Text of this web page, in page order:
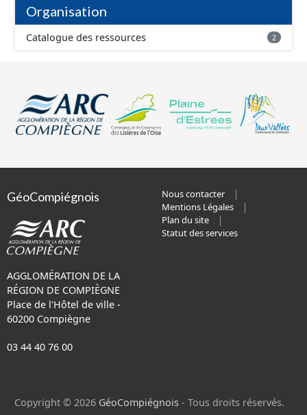
Organisation
Catalogue des ressources 2
GéoCompiégnois
AGGLOMÉRATION DE LA
RÉGION DE COMPIÈGNE
Place de l'Hôtel de ville -
60200 Compiègne
03 44 40 76 00
Nous contacter
Mentions Légales
Plan du site
Statut des services
Copyright © 2026 GéoCompiégnois - Tous droits réservés.